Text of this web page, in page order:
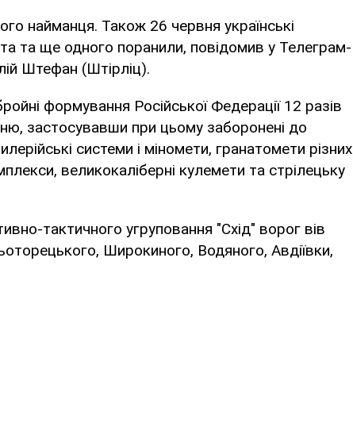
найманця. Також 26 червня українські
та ще одного поранили, повідомив у Телеграм-
Штефан (Штірліц).
формування Російської Федерації 12 разів
застосувавши при цьому заборонені до
системи і міномети, гранатомети різних
великокаліберні кулемети та стрілецьку
тактичного угруповання "Схід" ворог вів
Широкиного, Водяного, Авдіївки,